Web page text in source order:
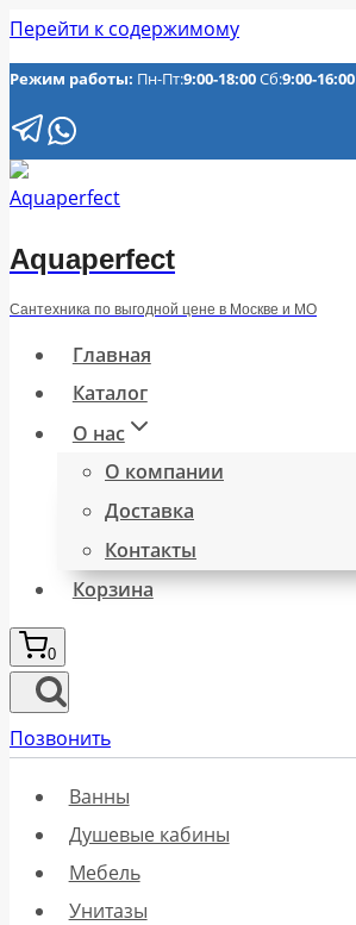
Перейти к содержимому
Режим работы: Пн-Пт:9:00-18:00Сб:9:00-16:00
Aquaperfect
Сантехника по выгодной цене в Москве и МО
Главная
Каталог
О нас
О компании
Доставка
Контакты
Корзина
0
Позвонить
Ванны
Душевые кабины
Мебель
Унитазы